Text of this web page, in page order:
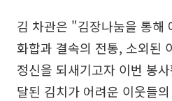
김 차관은 "김장나눔을 통해
화합과 결속의 전통, 소외된
정신을 되새기고자 이번 봉
달된 김치가 어려운 이웃들